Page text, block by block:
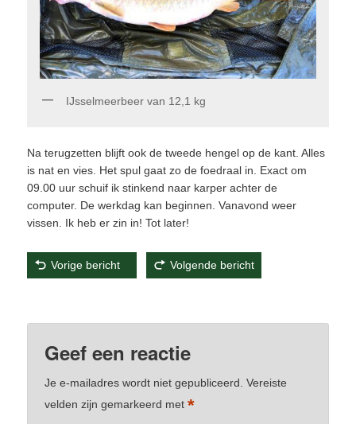
IJsselmeerbeer van 12,1 kg
Na terugzetten blijft ook de tweede hengel op de kant. Alles
is nat en vies. Het spul gaat zo de foedraal in. Exact om
09.00 uur schuif ik stinkend naar karper achter de
computer. De werkdag kan beginnen. Vanavond weer
vissen. Ik heb er zin in! Tot later!
Vorige bericht Volgende bericht
Geef een reactie
Je e-mailadres wordt niet gepubliceerd. Vereiste
velden zijn gemarkeerd met*